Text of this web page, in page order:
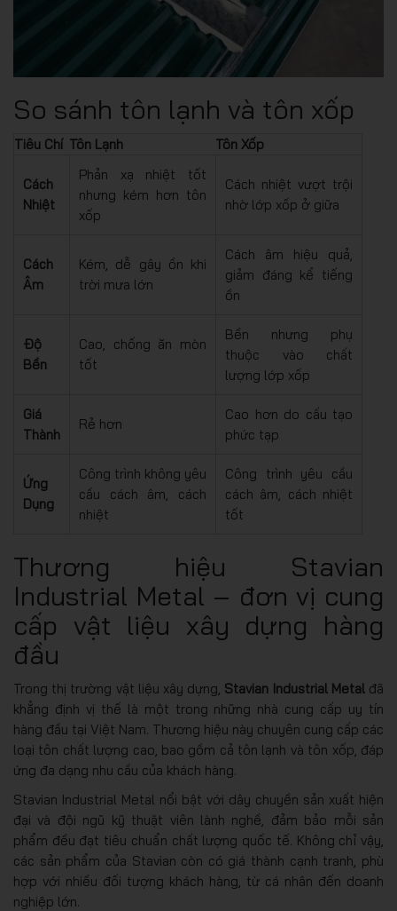
So sánh tôn lạnh và tôn xốp
Tiêu Chí Tôn Lạnh Tôn Xốp
Cách
Nhiệt
Phản xạ nhiệt tốt
nhưng kém hơn tôn
xốp
Cách nhiệt vượt trội
nhờ lớp xốp ở giữa
Cách
Âm
Kém, dễ gây ồn khi
trời mưa lớn
Cách âm hiệu quả,
giảm đáng kể tiếng
ồn
Độ
Bền
Cao, chống ăn mòn
tốt
Bền nhưng phụ
thuộc vào chất
lượng lớp xốp
Giá
Thành
Rẻ hơn
Cao hơn do cấu tạo
phức tạp
Ứng
Dụng
Công trình không yêu
cầu cách âm, cách
nhiệt
Công trình yêu cầu
cách âm, cách nhiệt
tốt
Thương hiệu Stavian
Industrial Metal – đơn vị cung
cấp vật liệu xây dựng hàng
đầu
Trong thị trường vật liệu xây dựng, Stavian Industrial Metalđã
khẳng định vị thế là một trong những nhà cung cấp uy tín
hàng đầu tại Việt Nam. Thương hiệu này chuyên cung cấp các
loại tôn chất lượng cao, bao gồm cả tôn lạnh và tôn xốp, đáp
ứng đa dạng nhu cầu của khách hàng.
Stavian Industrial Metal nổi bật với dây chuyền sản xuất hiện
đại và đội ngũ kỹ thuật viên lành nghề, đảm bảo mỗi sản
phẩm đều đạt tiêu chuẩn chất lượng quốc tế. Không chỉ vậy,
các sản phẩm của Stavian còn có giá thành cạnh tranh, phù
hợp với nhiều đối tượng khách hàng, từ cá nhân đến doanh
nghiệp lớn.